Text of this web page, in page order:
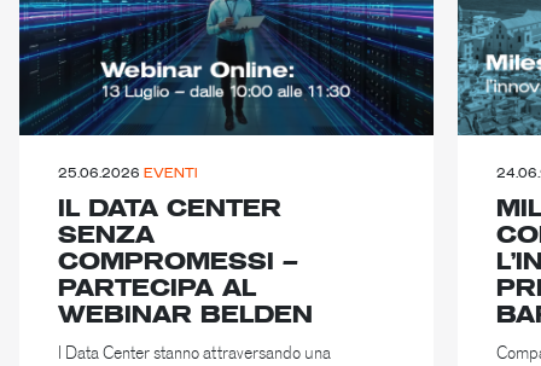
25.06.2026 EVENTI
IL DATA CENTER
SENZA
COMPROMESSI –
PARTECIPA AL
WEBINAR BELDEN
I Data Center stanno attraversando una